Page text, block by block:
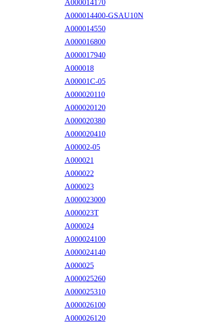
A000014170
A000014400-GSAU10N
A000014550
A000016800
A000017940
A000018
A00001C-05
A000020110
A000020120
A000020380
A000020410
A00002-05
A000021
A000022
A000023
A000023000
A000023T
A000024
A000024100
A000024140
A000025
A000025260
A000025310
A000026100
A000026120